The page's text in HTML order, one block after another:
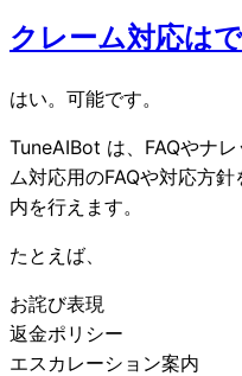
クレーム対応は
はい。可能です。
TuneAIBot は、FAQやナ
ム対応用のFAQや対応方
内を行えます。
たとえば、
お詫び表現
返金ポリシー
エスカレーション案内